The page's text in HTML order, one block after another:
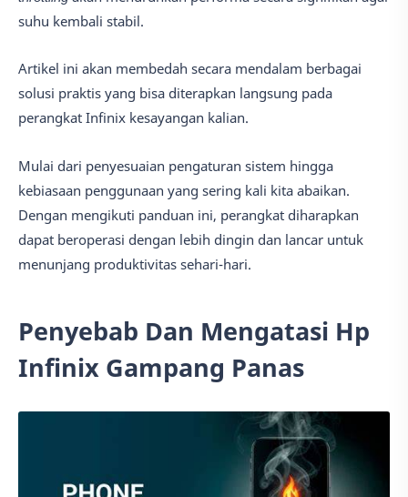
suhu kembali stabil.
Artikel ini akan membedah secara mendalam berbagai
solusi praktis yang bisa diterapkan langsung pada
perangkat Infinix kesayangan kalian.
Mulai dari penyesuaian pengaturan sistem hingga
kebiasaan penggunaan yang sering kali kita abaikan.
Dengan mengikuti panduan ini, perangkat diharapkan
dapat beroperasi dengan lebih dingin dan lancar untuk
menunjang produktivitas sehari-hari.
Penyebab Dan Mengatasi Hp
Infinix Gampang Panas